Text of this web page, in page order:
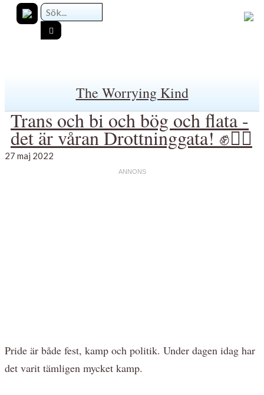
The Worrying Kind
Trans och bi och bög och flata -
det är våran Drottninggata! ✊🏳️‍🌈
27 maj 2022
Pride är både fest, kamp och politik. Under dagen idag har
det varit tämligen mycket kamp.